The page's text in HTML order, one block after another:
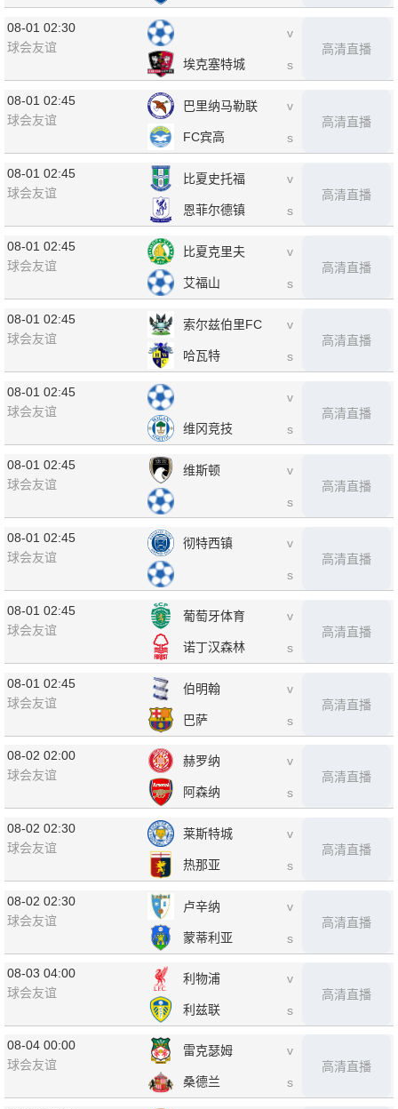
08-01 02:30
球会友谊
埃克塞特城
v
s
高清直播
08-01 02:45
球会友谊
巴里纳马勒联
FC宾高
v
s
高清直播
08-01 02:45
球会友谊
比夏史托福
恩菲尔德镇
v
s
高清直播
08-01 02:45
球会友谊
比夏克里夫
艾福山
v
s
高清直播
08-01 02:45
球会友谊
索尔兹伯里FC
哈瓦特
v
s
高清直播
08-01 02:45
球会友谊
维冈竞技
v
s
高清直播
08-01 02:45
球会友谊
维斯顿 v
s
高清直播
08-01 02:45
球会友谊
彻特西镇 v
s
高清直播
08-01 02:45
球会友谊
葡萄牙体育
诺丁汉森林
v
s
高清直播
08-01 02:45
球会友谊
伯明翰
巴萨
v
s
高清直播
08-02 02:00
球会友谊
赫罗纳
阿森纳
v
s
高清直播
08-02 02:30
球会友谊
莱斯特城
热那亚
v
s
高清直播
08-02 02:30
球会友谊
卢辛纳
蒙蒂利亚
v
s
高清直播
08-03 04:00
球会友谊
利物浦
利兹联
v
s
高清直播
08-04 00:00
球会友谊
雷克瑟姆
桑德兰
v
s
高清直播